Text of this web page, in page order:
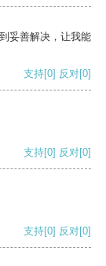
妥善解决，让我能
支持[0] 反对[0]
支持[0] 反对[0]
支持[0] 反对[0]